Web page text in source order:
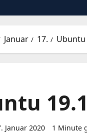
Januar 17. Ubuntu
Januar 2020 1 Minute